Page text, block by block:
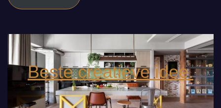
Beste creatieve idee.